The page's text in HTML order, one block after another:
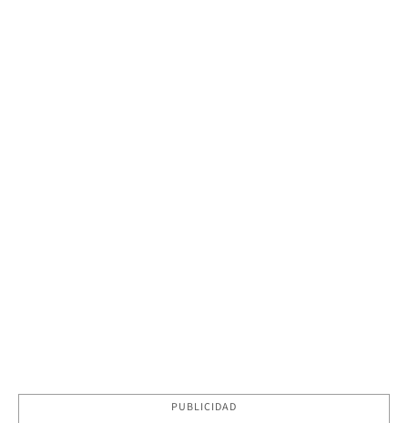
PUBLICIDAD